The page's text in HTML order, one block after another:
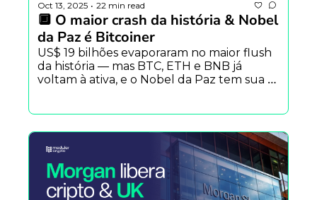
Oct 13, 2025 • 22 min read
🔲 O maior crash da história & Nobel
da Paz é Bitcoiner
US$ 19 bilhões evaporaram no maior flush
da história — mas BTC, ETH e BNB já
voltam à ativa, e o Nobel da Paz tem sua